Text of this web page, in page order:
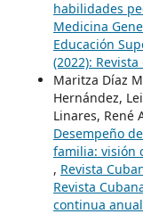
habilidades
Medicina
Educación
(2022):
Maritza Díaz
Hernández,
Linares, René
Desempeño
familia: visión
, Revista
Revista
continua anual